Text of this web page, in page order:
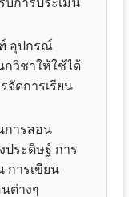
บการประเมิน
อุปกรณ์
กวิชาให้ใช้ได้
จัดการเรียน
การสอน
ประดิษฐ์ การ
การเขียน
ต่างๆ